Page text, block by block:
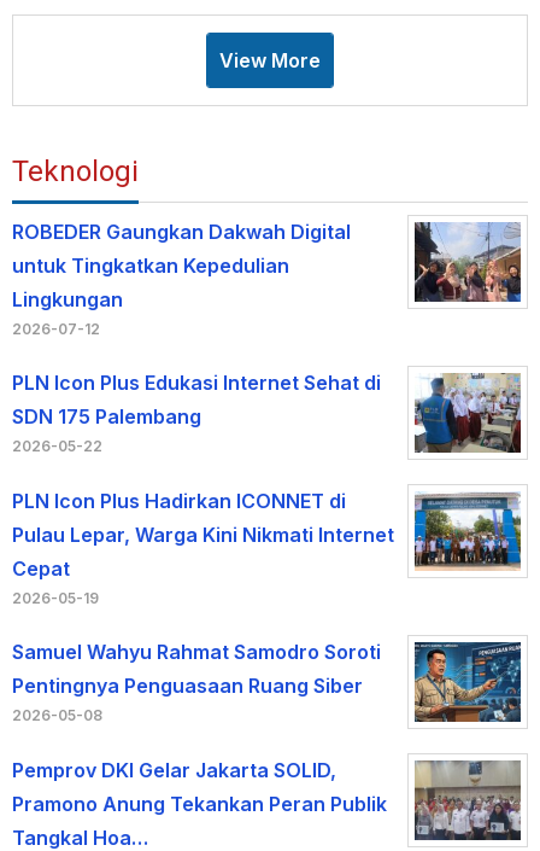
View More
Teknologi
ROBEDER Gaungkan Dakwah Digital
untuk Tingkatkan Kepedulian
Lingkungan
2026-07-12
PLN Icon Plus Edukasi Internet Sehat di
SDN 175 Palembang
2026-05-22
PLN Icon Plus Hadirkan ICONNET di
Pulau Lepar, Warga Kini Nikmati Internet
Cepat
2026-05-19
Samuel Wahyu Rahmat Samodro Soroti
Pentingnya Penguasaan Ruang Siber
2026-05-08
Pemprov DKI Gelar Jakarta SOLID,
Pramono Anung Tekankan Peran Publik
Tangkal Hoa…